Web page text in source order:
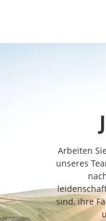
Arbeiten
unseres
sind, ihre